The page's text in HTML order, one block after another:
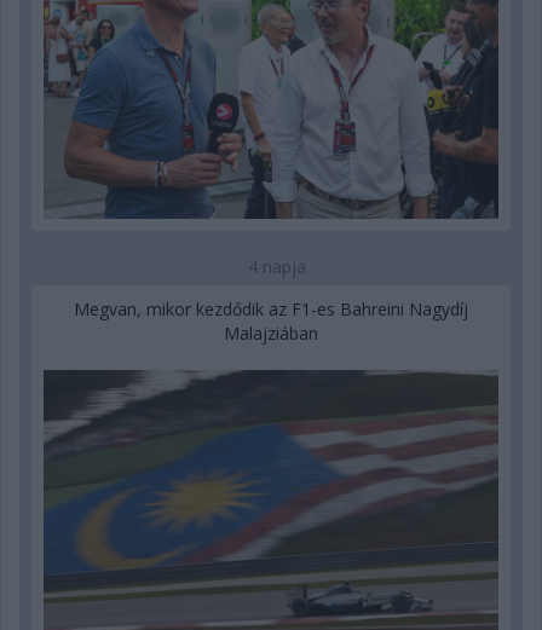
4 napja
Megvan, mikor kezdődik az F1-es Bahreini Nagydíj
Malajziában